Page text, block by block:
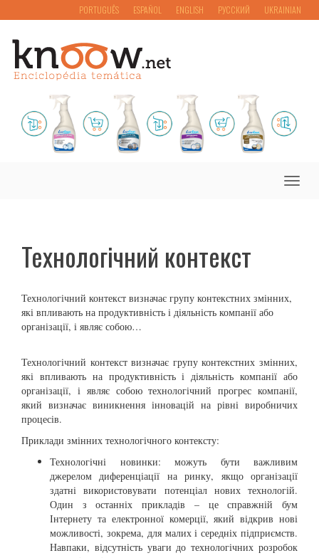
PORTUGUÊS ESPAÑOL ENGLISH РУССКИЙ UKRAINIAN
Toggle
Технологічний контекст
Технологічний контекст визначає групу контекстних змінних,
які впливають на продуктивність і діяльність компанії або
організації, і являє собою…
Технологічний контекст визначає групу контекстних змінних,
які впливають на продуктивність і діяльність компанії або
організації, і являє собою технологічний прогрес компанії,
який визначає виникнення інновацій на рівні виробничих
процесів.
Приклади змінних технологічного контексту:
Технологічні новинки: можуть бути важливим
джерелом диференціації на ринку, якщо організації
здатні використовувати потенціал нових технологій.
Один з останніх прикладів – це справжній бум
Інтернету та електронної комерції, який відкрив нові
можливості, зокрема, для малих і середніх підприємств.
Навпаки, відсутність уваги до технологічних розробок